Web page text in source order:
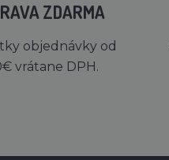
ZDARMA
objednávky od
vrátane DPH.